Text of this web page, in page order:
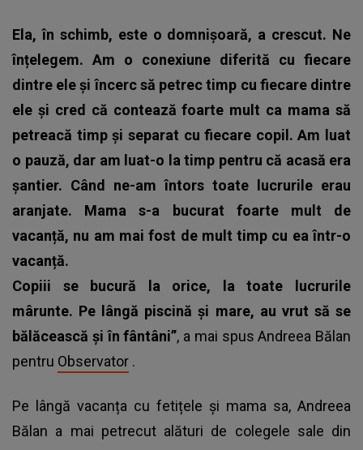
Ela, în schimb, este o domnișoară, a crescut. Ne
înțelegem. Am o conexiune diferită cu fiecare
dintre ele şi încerc să petrec timp cu fiecare dintre
ele și cred că contează foarte mult ca mama să
petreacă timp și separat cu fiecare copil. Am luat
o pauză, dar am luat-o la timp pentru că acasă era
șantier. Când ne-am întors toate lucrurile erau
aranjate. Mama s-a bucurat foarte mult de
vacanță, nu am mai fost de mult timp cu ea într-o
vacanță.
Copiii se bucură la orice, la toate lucrurile
mârunte. Pe lângă piscină și mare, au vrut să se
bălăcească și în fântâni”, a mai spus Andreea Bălan
pentru Observator .
Pe lângă vacanța cu fetițele și mama sa, Andreea
Bălan a mai petrecut alături de colegele sale din